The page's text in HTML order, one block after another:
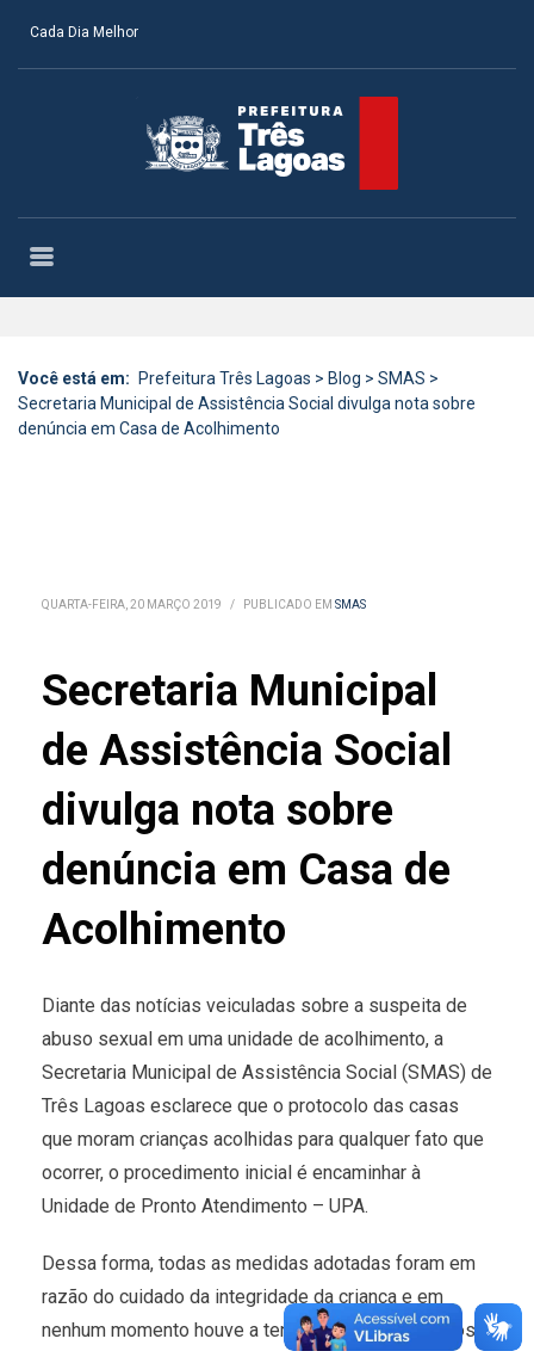
Cada Dia Melhor
Você está em: Prefeitura Três Lagoas > Blog > SMAS >
Secretaria Municipal de Assistência Social divulga nota sobre
denúncia em Casa de Acolhimento
QUARTA-FEIRA, 20 MARÇO 2019 / PUBLICADO EM SMAS
Secretaria Municipal
de Assistência Social
divulga nota sobre
denúncia em Casa de
Acolhimento
Diante das notícias veiculadas sobre a suspeita de
abuso sexual em uma unidade de acolhimento, a
Secretaria Municipal de Assistência Social (SMAS) de
Três Lagoas esclarece que o protocolo das casas
que moram crianças acolhidas para qualquer fato que
ocorrer, o procedimento inicial é encaminhar à
Unidade de Pronto Atendimento – UPA.
Dessa forma, todas as medidas adotadas foram em
razão do cuidado da integridade da criança e em
nenhum momento houve a tentativa de omissão dos